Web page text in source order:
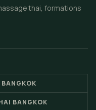
thai, formations
BANGKOK